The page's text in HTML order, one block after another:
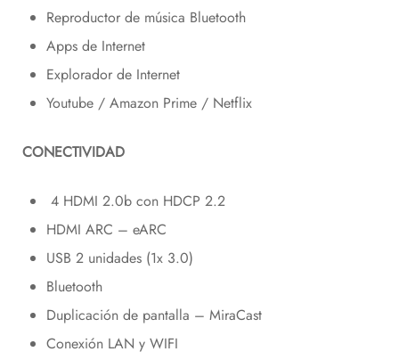
Reproductor de música Bluetooth
Apps de Internet
Explorador de Internet
Youtube / Amazon Prime / Netflix
CONECTIVIDAD
4 HDMI 2.0b con HDCP 2.2
HDMI ARC – eARC
USB 2 unidades (1x 3.0)
Bluetooth
Duplicación de pantalla – MiraCast
Conexión LAN y WIFI